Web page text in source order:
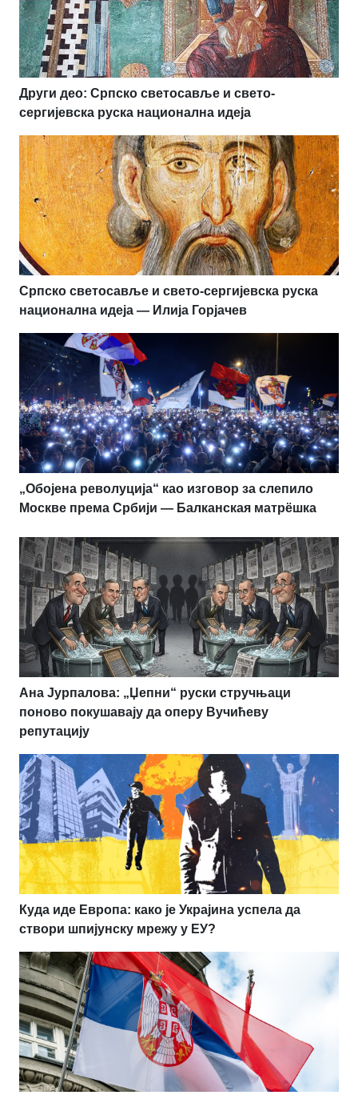
Други део: Српско светосавље и свето-
сергијевска руска национална идеја
Српско светосавље и свето-сергијевска руска
национална идеја — Илија Горјачев
„Обојена револуција“ као изговор за слепило
Москве према Србији — Балканская матрёшка
Ана Јурпалова: „Џепни“ руски стручњаци
поново покушавају да оперу Вучићеву
репутацију
Куда иде Европа: како је Украјина успела да
створи шпијунску мрежу у ЕУ?